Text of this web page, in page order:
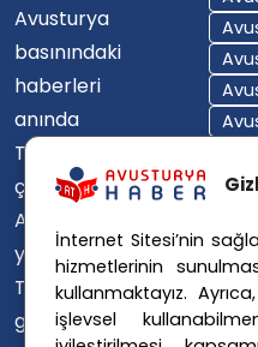
İnternet Sitesi’nin
hizmetlerinin
kullanmaktayız.
işlevsel
Avusturya
basınındaki
haberleri
anında
Türkçe'ye
çevirerek,
Avusturya'da
yaşayan
Türklerin ülke
gündemini